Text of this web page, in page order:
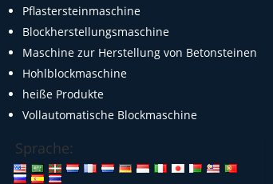
Pflastersteinmaschine
Blockherstellungsmaschine
Maschine zur Herstellung von Betonsteinen
Hohlblockmaschine
heiße Produkte
Vollautomatische Blockmaschine
Sprache: